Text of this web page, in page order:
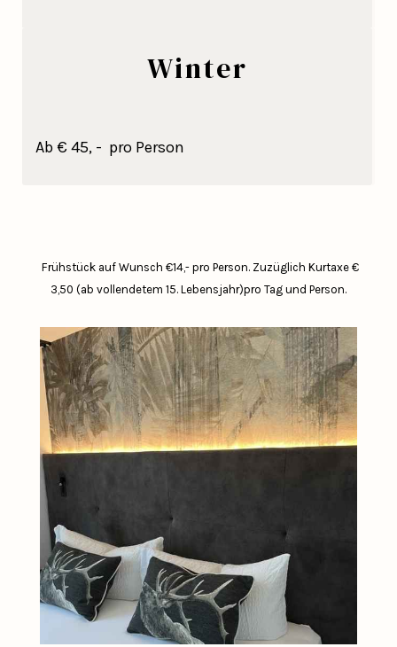
Winter
Ab € 45, - pro Person
Frühstück auf Wunsch €14,- pro Person.Zuzüglich Kurtaxe €
3,50 (ab vollendetem 15. Lebensjahr)pro Tag und Person.